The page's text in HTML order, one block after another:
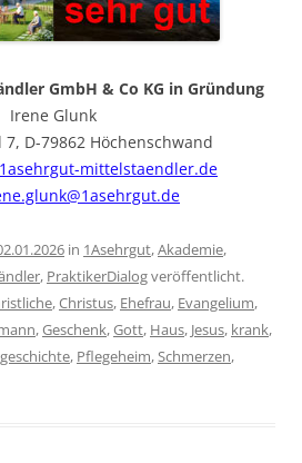
GmbH & Co KG in Gründung
Irene Glunk
7, D-79862 Höchenschwand
mittelstaendler.de
in 1Asehrgut,Akademie,
, PraktikerDialogveröffentlicht.
,Christus, Ehefrau, Evangelium,
,Geschenk,Gott, Haus, Jesus, krank,
, Pflegeheim,Schmerzen,